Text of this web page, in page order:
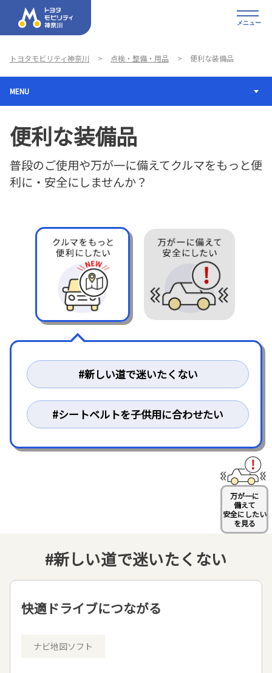
メニュー
トヨタモビリティ神奈川 点検・整備・用品 便利な装備品
MENU
便利な装備品
普段のご使用や万が一に備えてクルマをもっと便
利に・安全にしませんか？
#新しい道で迷いたくない
#シートベルトを子供用に合わせたい
#消えたデータの復旧
#災害時に役立つ
万が一に
備えて
安全にしたい
を見る
#新しい道で迷いたくない
快適ドライブにつながる
ナビ地図ソフト